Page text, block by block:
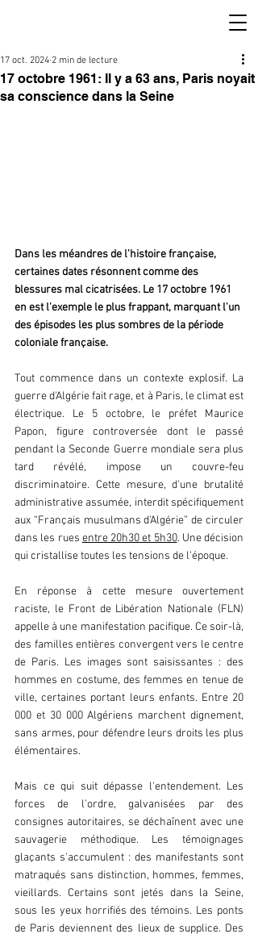
17 octobre 1961: Il y a 63 ans, Paris noyait
sa conscience dans la Seine
17 oct. 2024 2 min de lecture
Dans les méandres de l'histoire française,
certaines dates résonnent comme des
blessures mal cicatrisées. Le 17 octobre 1961
en est l'exemple le plus frappant, marquant l'un
des épisodes les plus sombres de la période
coloniale française.
Tout commence dans un contexte explosif. La
guerre d'Algérie fait rage, et à Paris, le climat est
électrique. Le 5 octobre, le préfet Maurice
Papon, figure controversée dont le passé
pendant la Seconde Guerre mondiale sera plus
tard révélé, impose un couvre-feu
discriminatoire. Cette mesure, d'une brutalité
administrative assumée, interdit spécifiquement
aux “Français musulmans d'Algérie” de circuler
dans les rues entre 20h30 et 5h30. Une décision
qui cristallise toutes les tensions de l'époque.
En réponse à cette mesure ouvertement
raciste, le Front de Libération Nationale (FLN)
appelle à une manifestation pacifique. Ce soir-là,
des familles entières convergent vers le centre
de Paris. Les images sont saisissantes : des
hommes en costume, des femmes en tenue de
ville, certaines portant leurs enfants. Entre 20
000 et 30 000 Algériens marchent dignement,
sans armes, pour défendre leurs droits les plus
élémentaires.
Mais ce qui suit dépasse l'entendement. Les
forces de l'ordre, galvanisées par des
consignes autoritaires, se déchaînent avec une
sauvagerie méthodique. Les témoignages
glaçants s'accumulent : des manifestants sont
matraqués sans distinction, hommes, femmes,
vieillards. Certains sont jetés dans la Seine,
sous les yeux horrifiés des témoins. Les ponts
de Paris deviennent des lieux de supplice. Des